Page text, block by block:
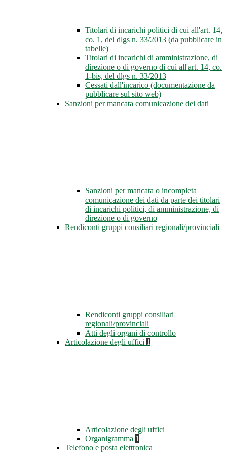
Titolari di incarichi politici di cui all'art. 14,
co. 1, del dlgs n. 33/2013 (da pubblicare in
tabelle)
Titolari di incarichi di amministrazione, di
direzione o di governo di cui all'art. 14, co.
1-bis, del dlgs n. 33/2013
Cessati dall'incarico (documentazione da
pubblicare sul sito web)
Sanzioni per mancata comunicazione dei dati
Sanzioni per mancata o incompleta
comunicazione dei dati da parte dei titolari
di incarichi politici, di amministrazione, di
direzione o di governo
Rendiconti gruppi consiliari regionali/provinciali
Rendiconti gruppi consiliari
regionali/provinciali
Atti degli organi di controllo
Articolazione degli uffici 1
Articolazione degli uffici
Organigramma 1
Telefono e posta elettronica